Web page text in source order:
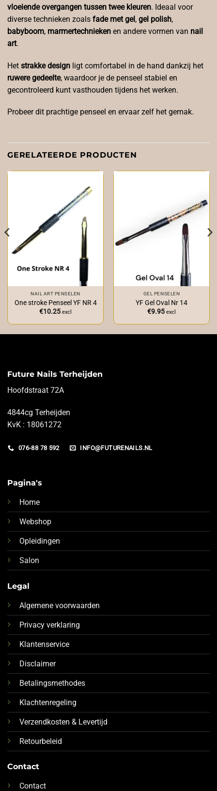
vloeiende overgangen tussen twee kleuren. Ideaal voor
diverse technieken zoals fade met gel, gel polish,
babyboom, marmertechnieken en andere vormen van nail
art.
Het strakke design ligt comfortabel in de hand dankzij het
ruwere gedeelte, waardoor je de penseel stabiel en
gecontroleerd kunt vasthouden tijdens het werken.
Probeer dit prachtige penseel en ervaar zelf het gemak.
GERELATEERDE PRODUCTEN
NAIL ART PENSELEN
One stroke Penseel YF NR 4
€10.25 excl
GEL PENSELEN
YF Gel Oval Nr 14
€9.95 excl
Future Nails Terheijden
Hoofdstraat 72A
4844cg Terheijden
KvK : 18061272
076-88 78 592 INFO@FUTURENAILS.NL
Pagina's
Home
Webshop
Opleidingen
Salon
Legal
Algemene voorwaarden
Privacy verklaring
Klantenservice
Disclaimer
Betalingsmethodes
Klachtenregeling
Verzendkosten & Levertijd
Retourbeleid
Contact
Contact